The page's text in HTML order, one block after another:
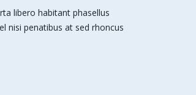
libero habitant phasellus
nisi penatibus at sed rhoncus